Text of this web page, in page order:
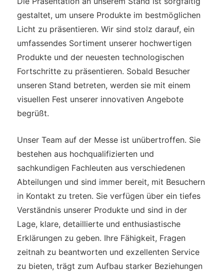
gestaltet, um unsere Produkte im bestmöglichen
Licht zu präsentieren. Wir sind stolz darauf, ein
umfassendes Sortiment unserer hochwertigen
Produkte und der neuesten technologischen
Fortschritte zu präsentieren. Sobald Besucher
unseren Stand betreten, werden sie mit einem
visuellen Fest unserer innovativen Angebote
begrüßt.
Unser Team auf der Messe ist unübertroffen. Sie
bestehen aus hochqualifizierten und
sachkundigen Fachleuten aus verschiedenen
Abteilungen und sind immer bereit, mit Besuchern
in Kontakt zu treten. Sie verfügen über ein tiefes
Verständnis unserer Produkte und sind in der
Lage, klare, detaillierte und enthusiastische
Erklärungen zu geben. Ihre Fähigkeit, Fragen
zeitnah zu beantworten und exzellenten Service
zu bieten, trägt zum Aufbau starker Beziehungen